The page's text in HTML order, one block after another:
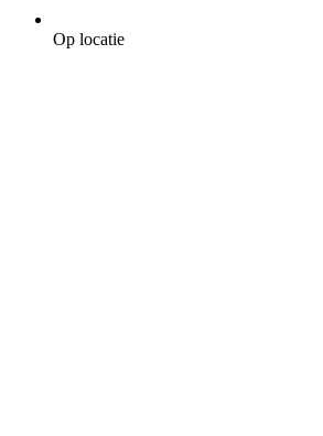
Op locatie